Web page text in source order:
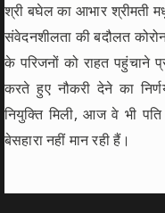
श्री बघेल का आभार श्रीमती
संवेदनशीलता की बदौलत
के परिजनों को राहत पहुंचाने
करते हुए नौकरी देने का
नियुक्ति मिली, आज वे भी
बेसहारा नहीं मान रही हैं।